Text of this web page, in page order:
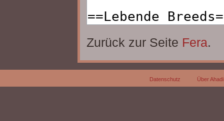
Zurück zur Seite Fera.
Datenschutz Über